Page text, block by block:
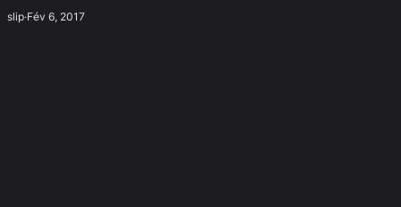
slip·Fév 6, 2017